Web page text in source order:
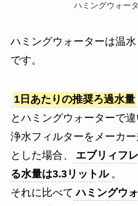
ハミングウォー
ハミングウォーターは温
です。
1日あたりの推奨ろ過水量
とハミングウォーターで違
浄水フィルターをメーカ
とした場合、
エブリィフ
る水量は3.3リットル 。
それに比べて ハミングウ